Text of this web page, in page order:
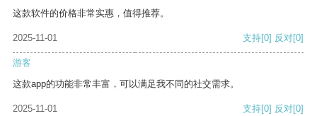
这款软件的价格非常实惠，值得推荐。
2025-11-01 支持[0] 反对[0]
游客
这款app的功能非常丰富，可以满足我不同的社交需求。
2025-11-01 支持[0] 反对[0]